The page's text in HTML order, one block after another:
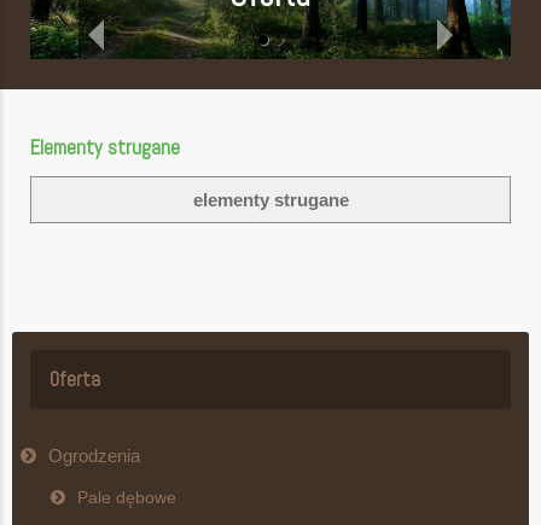
Elementy strugane
elementy strugane
Oferta
Ogrodzenia
Pale dębowe